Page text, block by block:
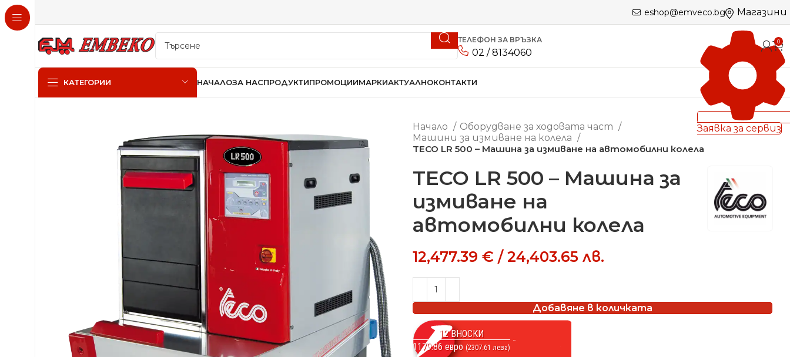
eshop@emveco.bg Магазини
ТЕЛЕФОН ЗА ВРЪЗКА
02 / 8134060
0
КАТЕГОРИИ НАЧАЛОЗА НАСПРОДУКТИПРОМОЦИИМАРКИАКТУАЛНОКОНТАКТИ
Заявка за сервиз
Начало
Оборудване за ходовата част
Машини за измиване на колела
TECO LR 500 – Машина за измиване на автомобилни колела
TECO LR 500 – Машина за
измиване на
автомобилни колела
12,477.39 € / 24,403.65 лв.
Добавяне в количката
12 ВНОСКИ
1179.86 евро (2307.61 лева)